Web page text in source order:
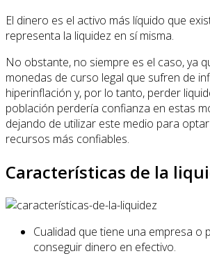
El dinero es el activo más líquido que
representa la liquidez en sí misma.
No obstante, no siempre es el caso, ya
monedas de curso legal que sufren de
hiperinflación y, por lo tanto, perder
población perdería confianza en estas
dejando de utilizar este medio para
recursos más confiables.
Características de la
Cualidad que tiene una empresa o
conseguir dinero en efectivo.